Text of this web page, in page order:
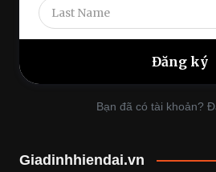
Bạn đã có tài khoản?
Giadinhhiendai.vn